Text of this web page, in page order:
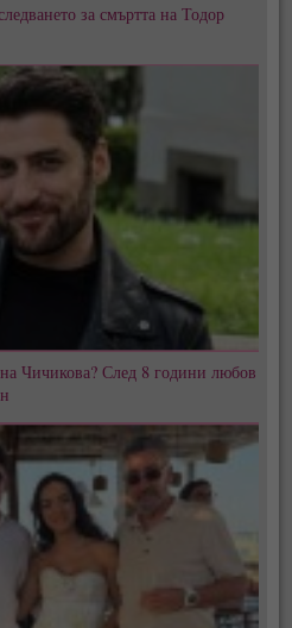
за смъртта на Тодор
Чичикова? След 8 години любов